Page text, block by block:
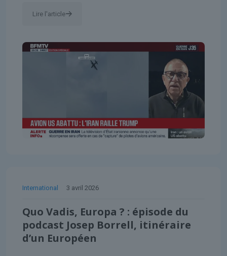
Lire l'article
International 3 avril 2026
Quo Vadis, Europa ? : épisode du
podcast Josep Borrell, itinéraire
d’un Européen